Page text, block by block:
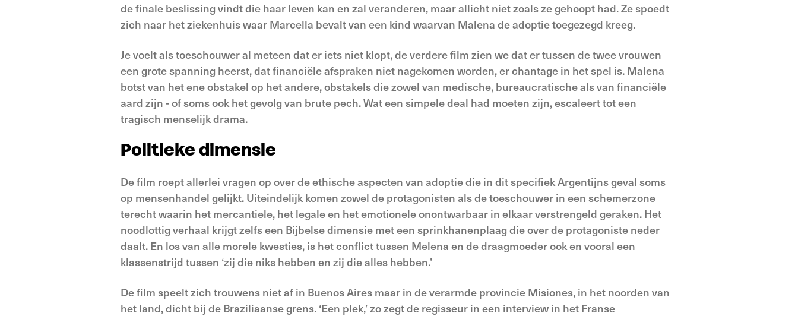
de finale beslissing vindt die haar leven kan en zal veranderen, maar allicht niet zoals ze gehoopt had. Ze spoedt
zich naar het ziekenhuis waar Marcella bevalt van een kind waarvan Malena de adoptie toegezegd kreeg.
Je voelt als toeschouwer al meteen dat er iets niet klopt, de verdere film zien we dat er tussen de twee vrouwen
een grote spanning heerst, dat financiële afspraken niet nagekomen worden, er chantage in het spel is. Malena
botst van het ene obstakel op het andere, obstakels die zowel van medische, bureaucratische als van financiële
aard zijn - of soms ook het gevolg van brute pech. Wat een simpele deal had moeten zijn, escaleert tot een
tragisch menselijk drama.
Politieke dimensie
De film roept allerlei vragen op over de ethische aspecten van adoptie die in dit specifiek Argentijns geval soms
op mensenhandel gelijkt. Uiteindelijk komen zowel de protagonisten als de toeschouwer in een schemerzone
terecht waarin het mercantiele, het legale en het emotionele onontwarbaar in elkaar verstrengeld geraken. Het
noodlottig verhaal krijgt zelfs een Bijbelse dimensie met een sprinkhanenplaag die over de protagoniste neder
daalt. En los van alle morele kwesties, is het conflict tussen Melena en de draagmoeder ook en vooral een
klassenstrijd tussen ‘zij die niks hebben en zij die alles hebben.’
De film speelt zich trouwens niet af in Buenos Aires maar in de verarmde provincie Misiones, in het noorden van
het land, dicht bij de Braziliaanse grens. ‘Een plek,’ zo zegt de regisseur in een interview in het Franse